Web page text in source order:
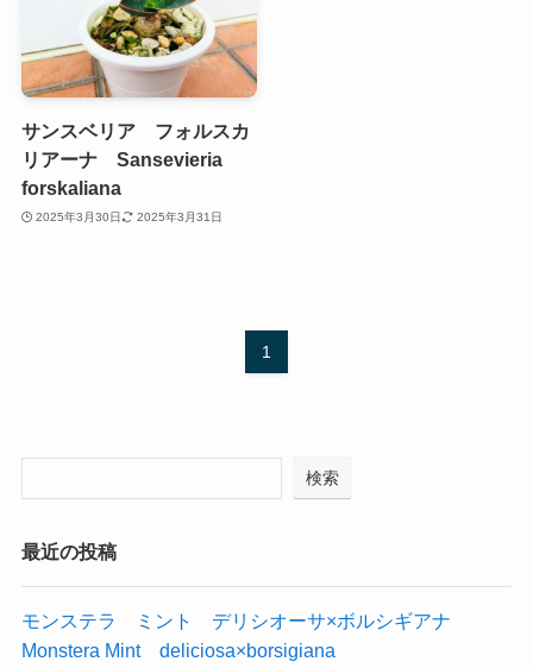
サンスベリア フォルスカ
リアーナ Sansevieria
forskaliana
2025年3月30日 2025年3月31日
1
検索
最近の投稿
モンステラ ミント デリシオーサ×ボルシギアナ
Monstera Mint deliciosa×borsigiana